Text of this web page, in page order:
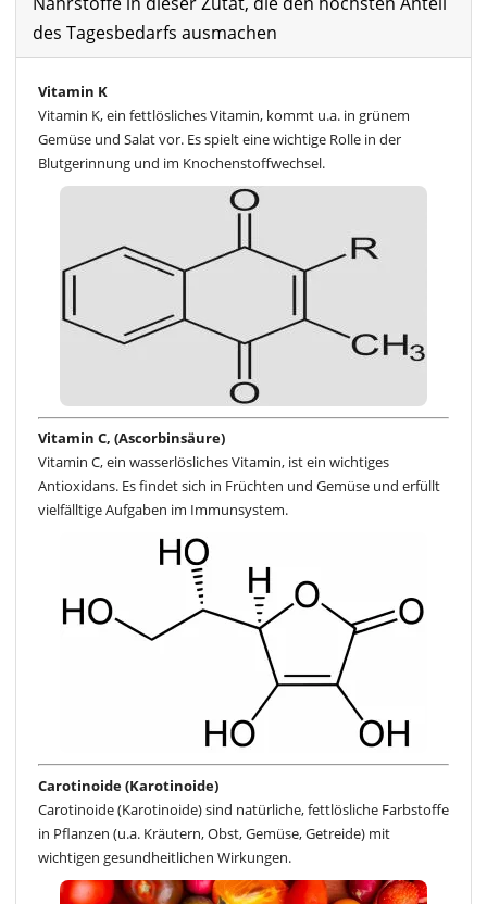
des Tagesbedarfs ausmachen
Vitamin K
Vitamin K, ein fettlösliches Vitamin, kommt u.a. in grünem
Gemüse und Salat vor. Es spielt eine wichtige Rolle in der
Blutgerinnung und im Knochenstoffwechsel.
Vitamin C, (Ascorbinsäure)
Vitamin C, ein wasserlösliches Vitamin, ist ein wichtiges
Antioxidans. Es findet sich in Früchten und Gemüse und erfüllt
vielfälltige Aufgaben im Immunsystem.
Carotinoide (Karotinoide)
Carotinoide (Karotinoide) sind natürliche, fettlösliche Farbstoffe
in Pflanzen (u.a. Kräutern, Obst, Gemüse, Getreide) mit
wichtigen gesundheitlichen Wirkungen.